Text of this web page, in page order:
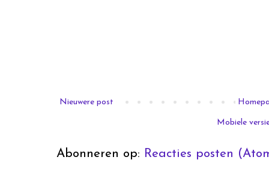
Nieuwere post
Mobiele
Abonneren op: Reacties posten